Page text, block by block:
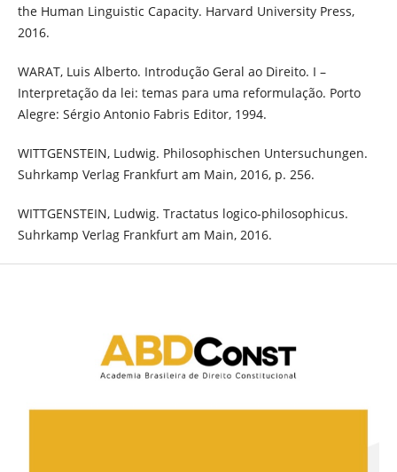
the Human Linguistic Capacity. Harvard University Press,
2016.
WARAT, Luis Alberto. Introdução Geral ao Direito. I –
Interpretação da lei: temas para uma reformulação. Porto
Alegre: Sérgio Antonio Fabris Editor, 1994.
WITTGENSTEIN, Ludwig. Philosophischen Untersuchungen.
Suhrkamp Verlag Frankfurt am Main, 2016, p. 256.
WITTGENSTEIN, Ludwig. Tractatus logico-philosophicus.
Suhrkamp Verlag Frankfurt am Main, 2016.